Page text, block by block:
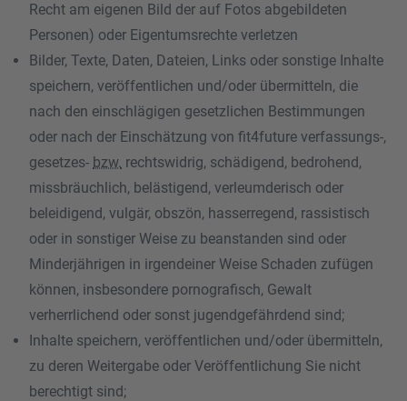
Recht am eigenen Bild der auf Fotos abgebildeten
Personen) oder Eigentumsrechte verletzen
Bilder, Texte, Daten, Dateien, Links oder sonstige Inhalte
speichern, veröffentlichen und/oder übermitteln, die
nach den einschlägigen gesetzlichen Bestimmungen
oder nach der Einschätzung von fit4future verfassungs-,
gesetzes- bzw. rechtswidrig, schädigend, bedrohend,
missbräuchlich, belästigend, verleumderisch oder
beleidigend, vulgär, obszön, hasserregend, rassistisch
oder in sonstiger Weise zu beanstanden sind oder
Minderjährigen in irgendeiner Weise Schaden zufügen
können, insbesondere pornografisch, Gewalt
verherrlichend oder sonst jugendgefährdend sind;
Inhalte speichern, veröffentlichen und/oder übermitteln,
zu deren Weitergabe oder Veröffentlichung Sie nicht
berechtigt sind;